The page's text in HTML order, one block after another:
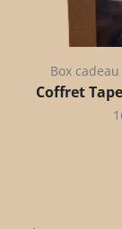
Box
Coffret